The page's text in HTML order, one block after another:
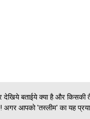
बताईये क्या है और किसकी
! अगर आपको 'तस्लीम' का यह